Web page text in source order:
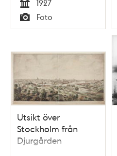
Tid
1927
Typ
Foto
Utsikt över
Stockholm från
Djurgården